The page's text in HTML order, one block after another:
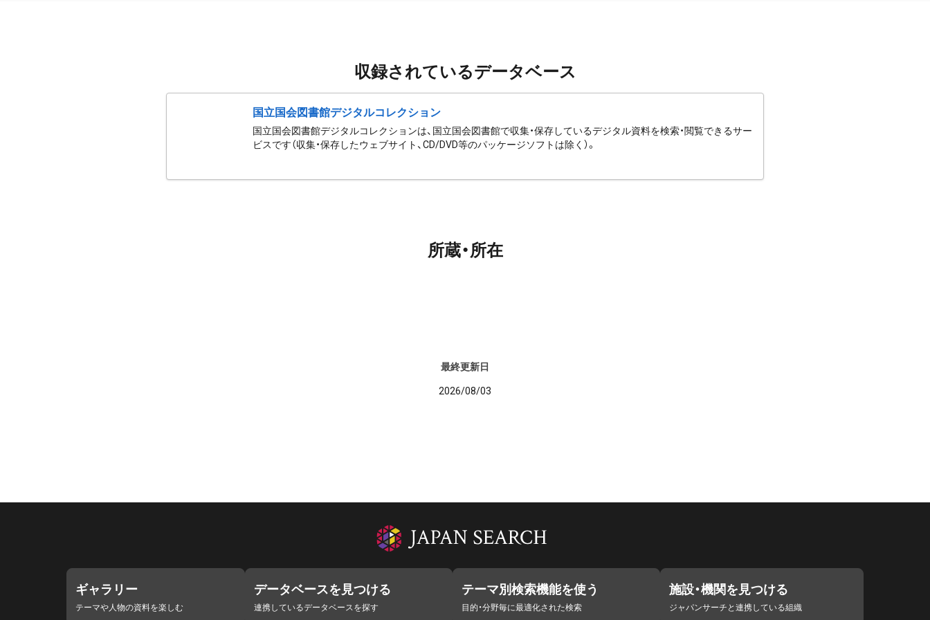
収録されているデータベース
国立国会図書館デジタルコレクション
国立国会図書館デジタルコレクションは、国立国会図書館で収集・保存しているデジタル資料を検索・閲覧できるサー
ビスです（収集・保存したウェブサイト、CD/DVD等のパッケージソフトは除く）。
所蔵・所在
最終更新日
2026/08/03
ギャラリー
テーマや人物の資料を楽しむ
データベースを見つける
連携しているデータベースを探す
テーマ別検索機能を使う
目的・分野毎に最適化された検索
施設・機関を見つける
ジャパンサーチと連携している組織